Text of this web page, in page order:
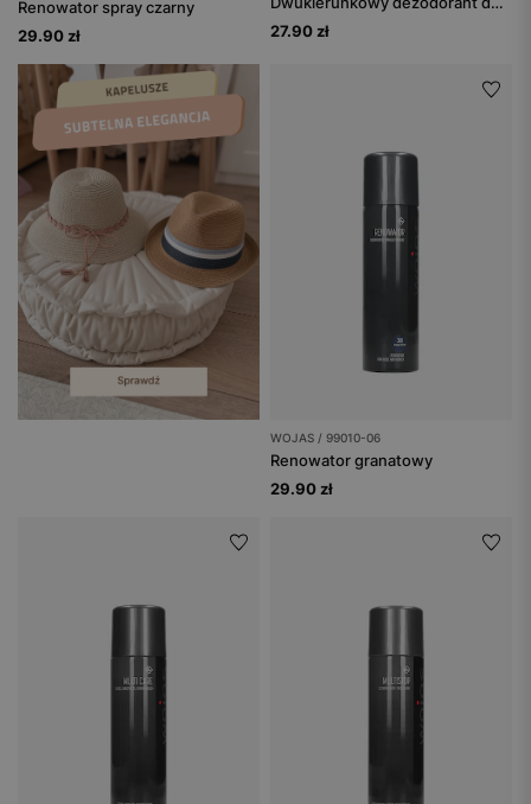
Renowator spray czarny
29.90 zł
27.90 zł
WOJAS / 99010-06
Renowator granatowy
29.90 zł